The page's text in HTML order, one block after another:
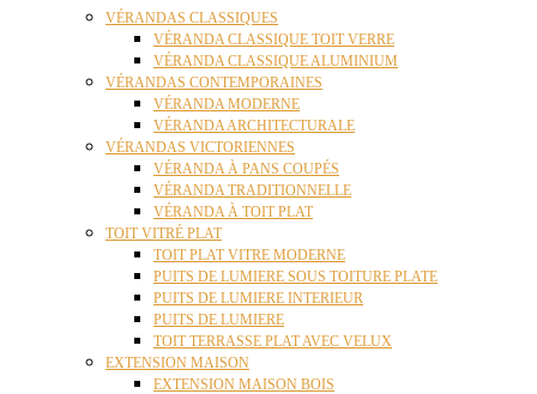
VÉRANDAS CLASSIQUES
VÉRANDA CLASSIQUE TOIT VERRE
VÉRANDA CLASSIQUE ALUMINIUM
VÉRANDAS CONTEMPORAINES
VÉRANDA MODERNE
VÉRANDA ARCHITECTURALE
VÉRANDAS VICTORIENNES
VÉRANDA À PANS COUPÉS
VÉRANDA TRADITIONNELLE
VÉRANDA À TOIT PLAT
TOIT VITRÉ PLAT
TOIT PLAT VITRE MODERNE
PUITS DE LUMIERE SOUS TOITURE PLATE
PUITS DE LUMIERE INTERIEUR
PUITS DE LUMIERE
TOIT TERRASSE PLAT AVEC VELUX
EXTENSION MAISON
EXTENSION MAISON BOIS